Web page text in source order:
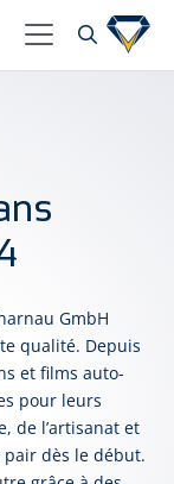
GmbH
qualité. Depuis
et films auto-
pour leurs
de l’artisanat et
dès le début.